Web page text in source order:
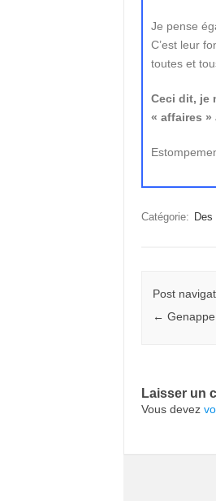
Je pense
C’est leur
toutes et
Ceci dit, je
« affaires »
Catégorie:
Post
←
Laisser un
Vous devez